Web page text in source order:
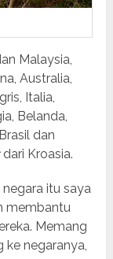
Malaysia,
Australia,
Italia,
Belanda,
dan
dari Kroasia.
itu saya
membantu
Memang
ke negaranya,